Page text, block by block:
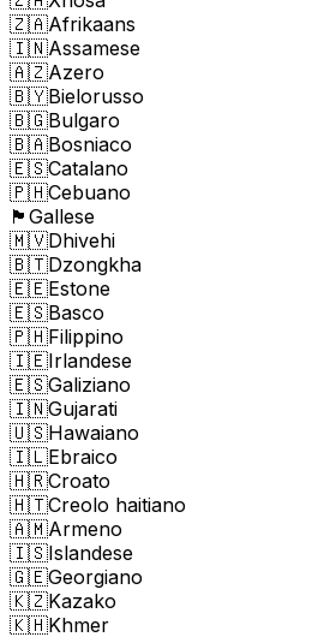
🇿🇦Afrikaans
🇮🇳Assamese
🇦🇿Azero
🇧🇾Bielorusso
🇧🇬Bulgaro
🇧🇦Bosniaco
🇪🇸Catalano
🇵🇭Cebuano
🏴󠁧󠁢󠁷󠁬󠁳󠁿 Gallese
🇲🇻Dhivehi
🇧🇹Dzongkha
🇪🇪Estone
🇪🇸Basco
🇵🇭Filippino
🇮🇪Irlandese
🇪🇸Galiziano
🇮🇳Gujarati
🇺🇸Hawaiano
🇮🇱Ebraico
🇭🇷Croato
🇭🇹Creolo haitiano
🇦🇲Armeno
🇮🇸Islandese
🇬🇪Georgiano
🇰🇿Kazako
🇰🇭Khmer